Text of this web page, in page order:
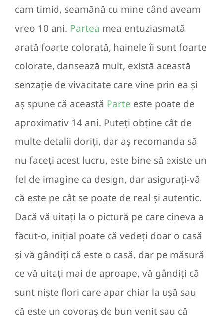
cam timid, seamănă cu mine când aveam
vreo 10 ani. Partea mea entuziasmată
arată foarte colorată, hainele îi sunt foarte
colorate, dansează mult, există această
senzație de vivacitate care vine prin ea și
aș spune că această Parte este poate de
aproximativ 14 ani. Puteți obține cât de
multe detalii doriți, dar aș recomanda să
nu faceți acest lucru, este bine să existe un
fel de imagine ca design, dar asigurați-vă
că este pe cât se poate de real și autentic.
Dacă vă uitați la o pictură pe care cineva a
făcut-o, inițial poate că vedeți doar o casă
și vă gândiți că este o casă, dar pe măsură
ce vă uitați mai de aproape, vă gândiți că
sunt niște flori care apar chiar la ușă sau
că este un covoraș de bun venit sau că